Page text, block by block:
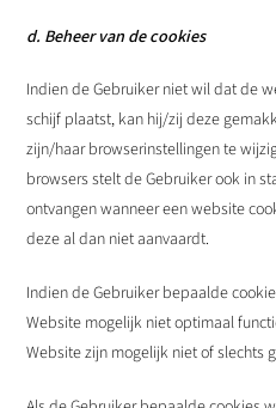
d. Beheer van de cookies
Indien de Gebruiker niet wil dat de
schijf plaatst, kan hij/zij deze
zijn/haar browserinstellingen te
browsers stelt de Gebruiker ook in
ontvangen wanneer een website
deze al dan niet aanvaardt.
Indien de Gebruiker bepaalde
Website mogelijk niet optimaal
Website zijn mogelijk niet of slechts